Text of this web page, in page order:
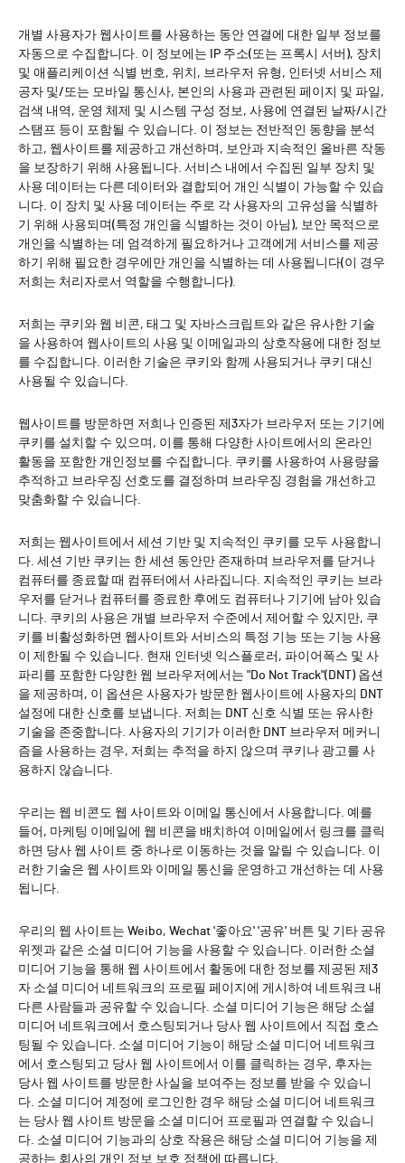
개별 사용자가 웹사이트를 사용하는 동안 연결에 대한 일부 정보를
자동으로 수집합니다. 이 정보에는 IP 주소(또는 프록시 서버), 장치
및 애플리케이션 식별 번호, 위치, 브라우저 유형, 인터넷 서비스 제
공자 및/또는 모바일 통신사, 본인의 사용과 관련된 페이지 및 파일,
검색 내역, 운영 체제 및 시스템 구성 정보, 사용에 연결된 날짜/시간
스탬프 등이 포함될 수 있습니다. 이 정보는 전반적인 동향을 분석
하고, 웹사이트를 제공하고 개선하며, 보안과 지속적인 올바른 작동
을 보장하기 위해 사용됩니다. 서비스 내에서 수집된 일부 장치 및
사용 데이터는 다른 데이터와 결합되어 개인 식별이 가능할 수 있습
니다. 이 장치 및 사용 데이터는 주로 각 사용자의 고유성을 식별하
기 위해 사용되며(특정 개인을 식별하는 것이 아님), 보안 목적으로
개인을 식별하는 데 엄격하게 필요하거나 고객에게 서비스를 제공
하기 위해 필요한 경우에만 개인을 식별하는 데 사용됩니다(이 경우
저희는 처리자로서 역할을 수행합니다).
저희는 쿠키와 웹 비콘, 태그 및 자바스크립트와 같은 유사한 기술
을 사용하여 웹사이트의 사용 및 이메일과의 상호작용에 대한 정보
를 수집합니다. 이러한 기술은 쿠키와 함께 사용되거나 쿠키 대신
사용될 수 있습니다.
웹사이트를 방문하면 저희나 인증된 제3자가 브라우저 또는 기기에
쿠키를 설치할 수 있으며, 이를 통해 다양한 사이트에서의 온라인
활동을 포함한 개인정보를 수집합니다. 쿠키를 사용하여 사용량을
추적하고 브라우징 선호도를 결정하며 브라우징 경험을 개선하고
맞춤화할 수 있습니다.
저희는 웹사이트에서 세션 기반 및 지속적인 쿠키를 모두 사용합니
다. 세션 기반 쿠키는 한 세션 동안만 존재하며 브라우저를 닫거나
컴퓨터를 종료할 때 컴퓨터에서 사라집니다. 지속적인 쿠키는 브라
우저를 닫거나 컴퓨터를 종료한 후에도 컴퓨터나 기기에 남아 있습
니다. 쿠키의 사용은 개별 브라우저 수준에서 제어할 수 있지만, 쿠
키를 비활성화하면 웹사이트와 서비스의 특정 기능 또는 기능 사용
이 제한될 수 있습니다. 현재 인터넷 익스플로러, 파이어폭스 및 사
파리를 포함한 다양한 웹 브라우저에서는 "Do Not Track"(DNT) 옵션
을 제공하며, 이 옵션은 사용자가 방문한 웹사이트에 사용자의 DNT
설정에 대한 신호를 보냅니다. 저희는 DNT 신호 식별 또는 유사한
기술을 존중합니다. 사용자의 기기가 이러한 DNT 브라우저 메커니
즘을 사용하는 경우, 저희는 추적을 하지 않으며 쿠키나 광고를 사
용하지 않습니다.
우리는 웹 비콘도 웹 사이트와 이메일 통신에서 사용합니다. 예를
들어, 마케팅 이메일에 웹 비콘을 배치하여 이메일에서 링크를 클릭
하면 당사 웹 사이트 중 하나로 이동하는 것을 알릴 수 있습니다. 이
러한 기술은 웹 사이트와 이메일 통신을 운영하고 개선하는 데 사용
됩니다.
우리의 웹 사이트는 Weibo, Wechat '좋아요' '공유' 버튼 및 기타 공유
위젯과 같은 소셜 미디어 기능을 사용할 수 있습니다. 이러한 소셜
미디어 기능을 통해 웹 사이트에서 활동에 대한 정보를 제공된 제3
자 소셜 미디어 네트워크의 프로필 페이지에 게시하여 네트워크 내
다른 사람들과 공유할 수 있습니다. 소셜 미디어 기능은 해당 소셜
미디어 네트워크에서 호스팅되거나 당사 웹 사이트에서 직접 호스
팅될 수 있습니다. 소셜 미디어 기능이 해당 소셜 미디어 네트워크
에서 호스팅되고 당사 웹 사이트에서 이를 클릭하는 경우, 후자는
당사 웹 사이트를 방문한 사실을 보여주는 정보를 받을 수 있습니
다. 소셜 미디어 계정에 로그인한 경우 해당 소셜 미디어 네트워크
는 당사 웹 사이트 방문을 소셜 미디어 프로필과 연결할 수 있습니
다. 소셜 미디어 기능과의 상호 작용은 해당 소셜 미디어 기능을 제
공하는 회사의 개인 정보 보호 정책에 따릅니다.